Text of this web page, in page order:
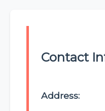
Contact
Address: